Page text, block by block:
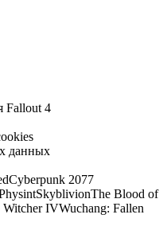
Fallout 4
данных
Cyberpunk 2077
SkyblivionThe Blood of
Witcher IVWuchang: Fallen